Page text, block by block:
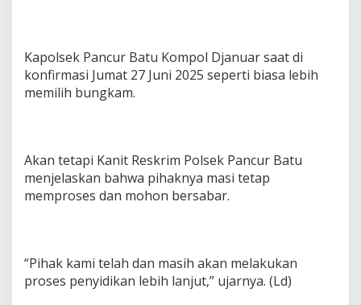
Kapolsek Pancur Batu Kompol Djanuar saat di
konfirmasi Jumat 27 Juni 2025 seperti biasa lebih
memilih bungkam.
Akan tetapi Kanit Reskrim Polsek Pancur Batu
menjelaskan bahwa pihaknya masi tetap
memproses dan mohon bersabar.
“Pihak kami telah dan masih akan melakukan
proses penyidikan lebih lanjut,” ujarnya. (Ld)